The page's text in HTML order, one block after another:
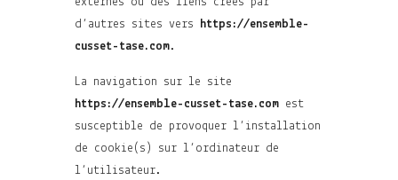
d’autres sites vers https://ensemble-
cusset-tase.com.
La navigation sur le site
https://ensemble-cusset-tase.com est
susceptible de provoquer l’installation
de cookie(s) sur l’ordinateur de
l’utilisateur.